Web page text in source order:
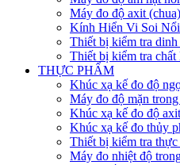
Máy đo độ axit
Kính Hiển Vi Soi Nổi
Thiết bị kiểm tra
Thiết bị kiểm tra chất
THỰC PHẨM
Khúc xạ kế đo độ
Máy đo độ mặn
Khúc xạ kế đo độ
Khúc xạ kế đo thủy
Thiết bị kiểm tra
Máy đo nhiệt độ